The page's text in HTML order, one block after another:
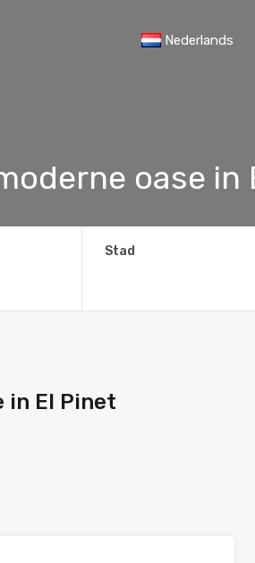
Nederlands
oase in
Stad
in El Pinet